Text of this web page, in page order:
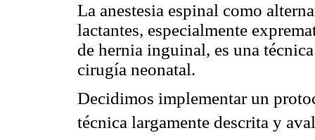
La anestesia espinal como
lactantes, especialmente
de hernia inguinal, es una
cirugía neonatal.
Decidimos implementar un
técnica largamente descrita y